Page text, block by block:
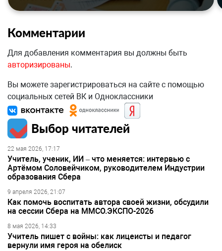
Комментарии
Для добавления комментария вы должны быть
авторизированы.
Вы можете зарегистрироваться на сайте с помощью
социальных сетей ВК и Одноклассники
Выбор читателей
22 мая 2026, 17:17
Учитель, ученик, ИИ – что меняется: интервью с
Артёмом Соловейчиком, руководителем Индустрии
образования Сбера
9 апреля 2026, 21:07
Как помочь воспитать автора своей жизни, обсудили
на сессии Сбера на ММСО.ЭКСПО-2026
8 мая 2026, 14:33
Учитель пишет с войны: как лицеисты и педагог
вернули имя героя на обелиск